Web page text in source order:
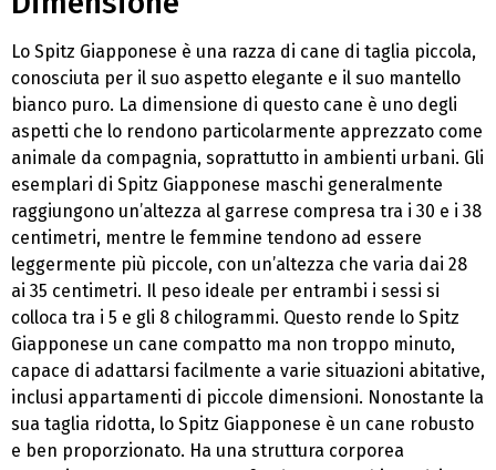
Lo Spitz Giapponese è una razza di cane di taglia piccola,
conosciuta per il suo aspetto elegante e il suo mantello
bianco puro. La dimensione di questo cane è uno degli
aspetti che lo rendono particolarmente apprezzato come
animale da compagnia, soprattutto in ambienti urbani. Gli
esemplari di Spitz Giapponese maschi generalmente
raggiungono un’altezza al garrese compresa tra i 30 e i 38
centimetri, mentre le femmine tendono ad essere
leggermente più piccole, con un’altezza che varia dai 28
ai 35 centimetri. Il peso ideale per entrambi i sessi si
colloca tra i 5 e gli 8 chilogrammi. Questo rende lo Spitz
Giapponese un cane compatto ma non troppo minuto,
capace di adattarsi facilmente a varie situazioni abitative,
inclusi appartamenti di piccole dimensioni. Nonostante la
sua taglia ridotta, lo Spitz Giapponese è un cane robusto
e ben proporzionato. Ha una struttura corporea